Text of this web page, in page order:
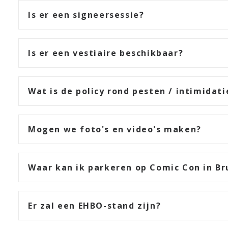
Is er een signeersessie?
Is er een vestiaire beschikbaar?
Wat is de policy rond pesten /
Mogen we foto's en video's maken?
Waar kan ik parkeren op Comic Con in
Er zal een EHBO-stand zijn?